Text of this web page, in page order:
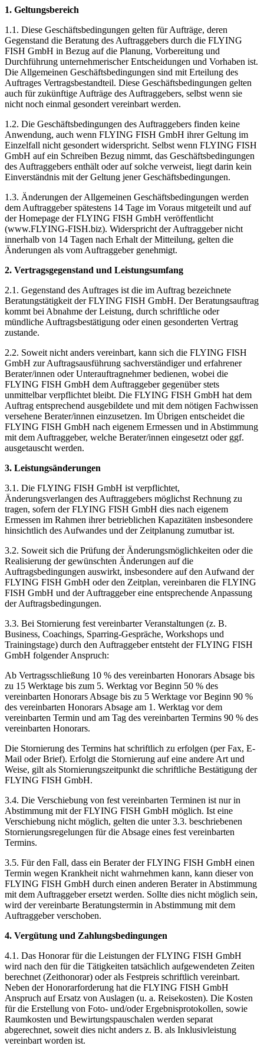
1. Geltungsbereich
1.1. Diese Geschäftsbedingungen gelten für Aufträge, deren
Gegenstand die Beratung des Auftraggebers durch die FLYING
FISH GmbH in Bezug auf die Planung, Vorbereitung und
Durchführung unternehmerischer Entscheidungen und Vorhaben ist.
Die Allgemeinen Geschäftsbedingungen sind mit Erteilung des
Auftrages Vertragsbestandteil. Diese Geschäftsbedingungen gelten
auch für zukünftige Aufträge des Auftraggebers, selbst wenn sie
nicht noch einmal gesondert vereinbart werden.
1.2. Die Geschäftsbedingungen des Auftraggebers finden keine
Anwendung, auch wenn FLYING FISH GmbH ihrer Geltung im
Einzelfall nicht gesondert widerspricht. Selbst wenn FLYING FISH
GmbH auf ein Schreiben Bezug nimmt, das Geschäftsbedingungen
des Auftraggebers enthält oder auf solche verweist, liegt darin kein
Einverständnis mit der Geltung jener Geschäftsbedingungen.
1.3. Änderungen der Allgemeinen Geschäftsbedingungen werden
dem Auftraggeber spätestens 14 Tage im Voraus mitgeteilt und auf
der Homepage der FLYING FISH GmbH veröffentlicht
(www.FLYING-FISH.biz). Widerspricht der Auftraggeber nicht
innerhalb von 14 Tagen nach Erhalt der Mitteilung, gelten die
Änderungen als vom Auftraggeber genehmigt.
2. Vertragsgegenstand und Leistungsumfang
2.1. Gegenstand des Auftrages ist die im Auftrag bezeichnete
Beratungstätigkeit der FLYING FISH GmbH. Der Beratungsauftrag
kommt bei Abnahme der Leistung, durch schriftliche oder
mündliche Auftragsbestätigung oder einen gesonderten Vertrag
zustande.
2.2. Soweit nicht anders vereinbart, kann sich die FLYING FISH
GmbH zur Auftragsausführung sachverständiger und erfahrener
Berater/innen oder Unterauftragnehmer bedienen, wobei die
FLYING FISH GmbH dem Auftraggeber gegenüber stets
unmittelbar verpflichtet bleibt. Die FLYING FISH GmbH hat dem
Auftrag entsprechend ausgebildete und mit dem nötigen Fachwissen
versehene Berater/innen einzusetzen. Im Übrigen entscheidet die
FLYING FISH GmbH nach eigenem Ermessen und in Abstimmung
mit dem Auftraggeber, welche Berater/innen eingesetzt oder ggf.
ausgetauscht werden.
3. Leistungsänderungen
3.1. Die FLYING FISH GmbH ist verpflichtet,
Änderungsverlangen des Auftraggebers möglichst Rechnung zu
tragen, sofern der FLYING FISH GmbH dies nach eigenem
Ermessen im Rahmen ihrer betrieblichen Kapazitäten insbesondere
hinsichtlich des Aufwandes und der Zeitplanung zumutbar ist.
3.2. Soweit sich die Prüfung der Änderungsmöglichkeiten oder die
Realisierung der gewünschten Änderungen auf die
Auftragsbedingungen auswirkt, insbesondere auf den Aufwand der
FLYING FISH GmbH oder den Zeitplan, vereinbaren die FLYING
FISH GmbH und der Auftraggeber eine entsprechende Anpassung
der Auftragsbedingungen.
3.3. Bei Stornierung fest vereinbarter Veranstaltungen (z. B.
Business, Coachings, Sparring-Gespräche, Workshops und
Trainingstage) durch den Auftraggeber entsteht der FLYING FISH
GmbH folgender Anspruch:
Ab Vertragsschließung 10 % des vereinbarten Honorars Absage bis
zu 15 Werktage bis zum 5. Werktag vor Beginn 50 % des
vereinbarten Honorars Absage bis zu 5 Werktage vor Beginn 90 %
des vereinbarten Honorars Absage am 1. Werktag vor dem
vereinbarten Termin und am Tag des vereinbarten Termins 90 % des
vereinbarten Honorars.
Die Stornierung des Termins hat schriftlich zu erfolgen (per Fax, E-
Mail oder Brief). Erfolgt die Stornierung auf eine andere Art und
Weise, gilt als Stornierungszeitpunkt die schriftliche Bestätigung der
FLYING FISH GmbH.
3.4. Die Verschiebung von fest vereinbarten Terminen ist nur in
Abstimmung mit der FLYING FISH GmbH möglich. Ist eine
Verschiebung nicht möglich, gelten die unter 3.3. beschriebenen
Stornierungsregelungen für die Absage eines fest vereinbarten
Termins.
3.5. Für den Fall, dass ein Berater der FLYING FISH GmbH einen
Termin wegen Krankheit nicht wahrnehmen kann, kann dieser von
FLYING FISH GmbH durch einen anderen Berater in Abstimmung
mit dem Auftraggeber ersetzt werden. Sollte dies nicht möglich sein,
wird der vereinbarte Beratungstermin in Abstimmung mit dem
Auftraggeber verschoben.
4. Vergütung und Zahlungsbedingungen
4.1. Das Honorar für die Leistungen der FLYING FISH GmbH
wird nach den für die Tätigkeiten tatsächlich aufgewendeten Zeiten
berechnet (Zeithonorar) oder als Festpreis schriftlich vereinbart.
Neben der Honorarforderung hat die FLYING FISH GmbH
Anspruch auf Ersatz von Auslagen (u. a. Reisekosten). Die Kosten
für die Erstellung von Foto- und/oder Ergebnisprotokollen, sowie
Raumkosten und Bewirtungspauschalen werden separat
abgerechnet, soweit dies nicht anders z. B. als Inklusivleistung
vereinbart worden ist.